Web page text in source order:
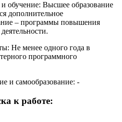
обучение: Высшее образование
дополнительное
– программы повышения
Не менее одного года в
программного
и самообразование: -
к работе: